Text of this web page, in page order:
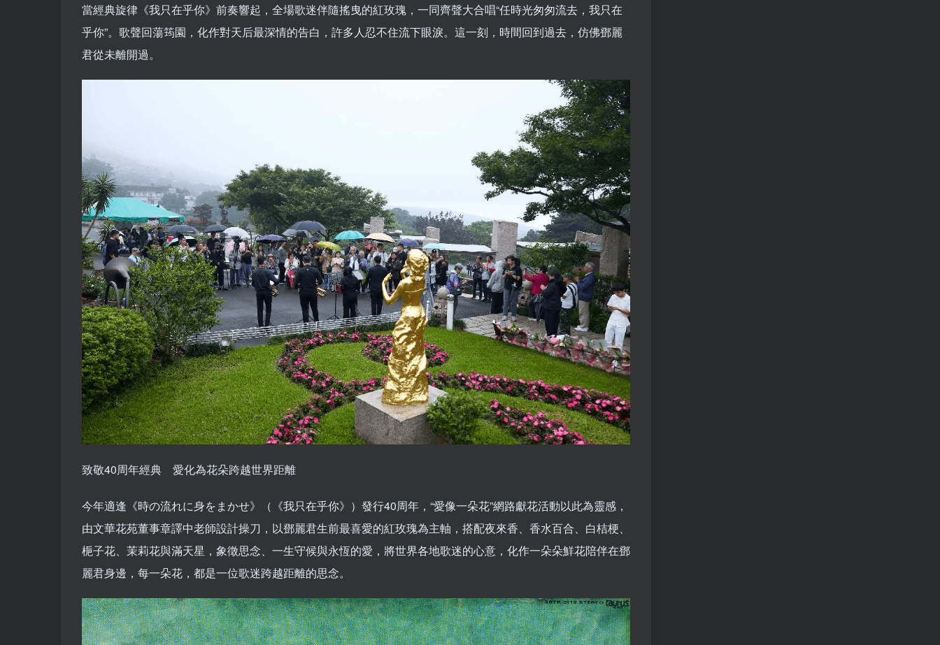
當經典旋律《我只在乎你》前奏響起，全場歌迷伴隨搖曳的紅玫瑰，一同齊聲大合唱“任時光匆匆流去，我只在
乎你”。歌聲回蕩筠園，化作對天后最深情的告白，許多人忍不住流下眼淚。這一刻，時間回到過去，仿佛鄧麗
君從未離開過。
致敬40周年經典 愛化為花朵跨越世界距離
今年適逢《時の流れに身をまかせ》（《我只在乎你》）發行40周年，“愛像一朵花”網路獻花活動以此為靈感，
由文華花苑董事章譯中老師設計操刀，以鄧麗君生前最喜愛的紅玫瑰為主軸，搭配夜來香、香水百合、白桔梗、
梔子花、茉莉花與滿天星，象徵思念、一生守候與永恆的愛，將世界各地歌迷的心意，化作一朵朵鮮花陪伴在鄧
麗君身邊，每一朵花，都是一位歌迷跨越距離的思念。